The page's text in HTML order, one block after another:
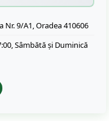
Nr. 9/A1, Oradea 410606
Sâmbătă și Duminică